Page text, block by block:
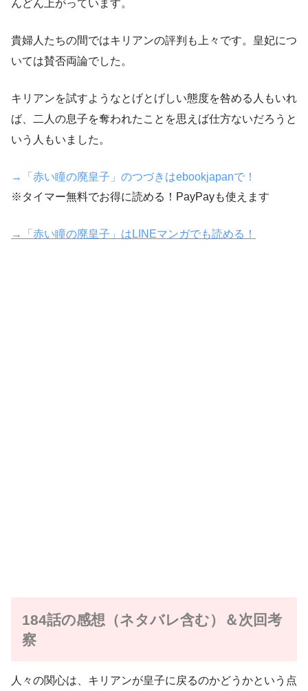
んどん上がっています。
貴婦人たちの間ではキリアンの評判も上々です。皇妃につ
いては賛否両論でした。
キリアンを試すようなとげとげしい態度を咎める人もいれ
ば、二人の息子を奪われたことを思えば仕方ないだろうと
いう人もいました。
→「赤い瞳の廃皇子」のつづきはebookjapanで！
※タイマー無料でお得に読める！PayPayも使えます
→「赤い瞳の廃皇子」はLINEマンガでも読める！
184話の感想（ネタバレ含む）＆次回考
察
人々の関心は、キリアンが皇子に戻るのかどうかという点